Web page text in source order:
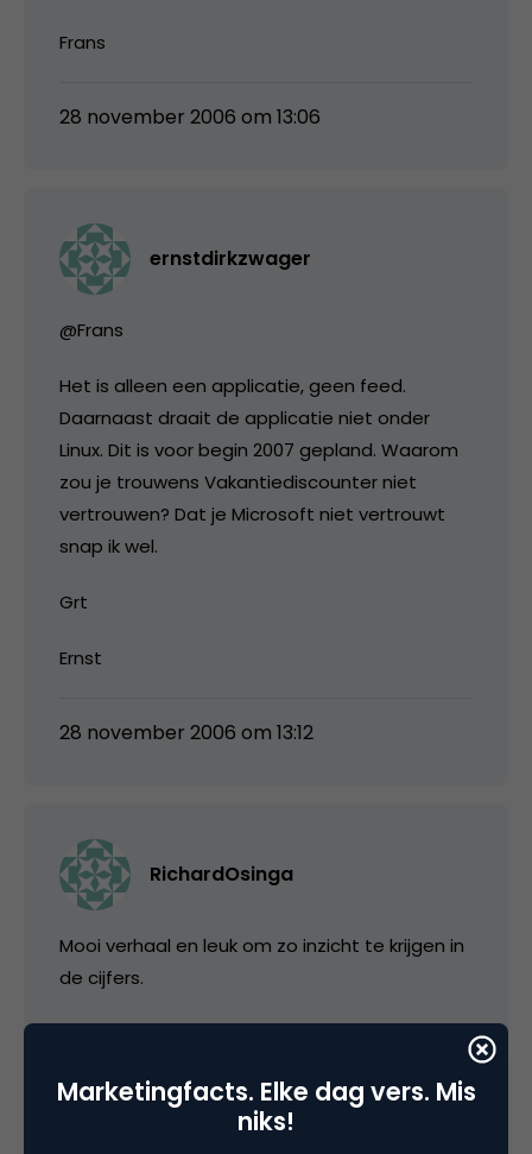
Frans
28 november 2006 om 13:06
ernstdirkzwager
@Frans
Het is alleen een applicatie, geen feed.
Daarnaast draait de applicatie niet onder
Linux. Dit is voor begin 2007 gepland. Waarom
zou je trouwens Vakantiediscounter niet
vertrouwen? Dat je Microsoft niet vertrouwt
snap ik wel.
Grt
Ernst
28 november 2006 om 13:12
RichardOsinga
Mooi verhaal en leuk om zo inzicht te krijgen in
de cijfers.
Voor een vakantie-discounter lijkt me een
Marketingfacts. Elke dag vers. Mis
niks!